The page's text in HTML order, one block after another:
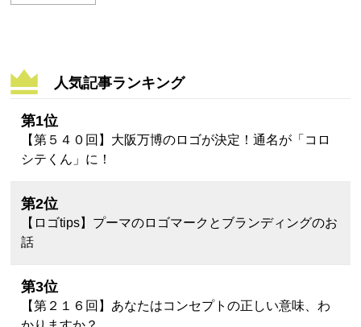
人気記事ランキング
第1位
【第５４０回】大阪万博のロゴが決定！通名が「コロ
シテくん」に！
第2位
【ロゴtips】プーマのロゴマークとブランディングのお
話
第3位
【第２１６回】あなたはコンセプトの正しい意味、わ